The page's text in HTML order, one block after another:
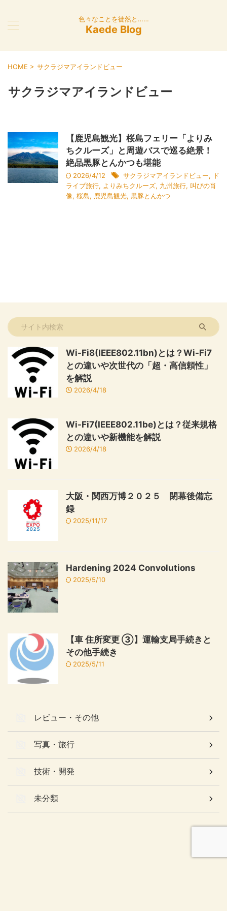
色々なことを徒然と……
Kaede Blog
HOME > サクラジマアイランドビュー
サクラジマアイランドビュー
【鹿児島観光】桜島フェリー「よりみ
ちクルーズ」と周遊バスで巡る絶景！
絶品黒豚とんかつも堪能
2026/4/12 サクラジマアイランドビュー, ド
ライブ旅行, よりみちクルーズ, 九州旅行, 叫びの肖
像, 桜島, 鹿児島観光, 黒豚とんかつ
Wi-Fi8(IEEE802.11bn)とは？Wi-Fi7
との違いや次世代の「超・高信頼性」
を解説
2026/4/18
Wi-Fi7(IEEE802.11be)とは？従来規格
との違いや新機能を解説
2026/4/18
大阪・関西万博２０２５ 閉幕後備忘
録
2025/11/17
Hardening 2024 Convolutions
2025/5/10
【車 住所変更 ③】運輸支局手続きと
その他手続き
2025/5/11
レビュー・その他
写真・旅行
技術・開発
未分類